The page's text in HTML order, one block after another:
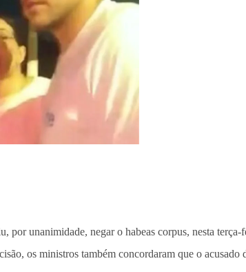
por unanimidade, negar o habeas corpus, nesta
os ministros também concordaram que o